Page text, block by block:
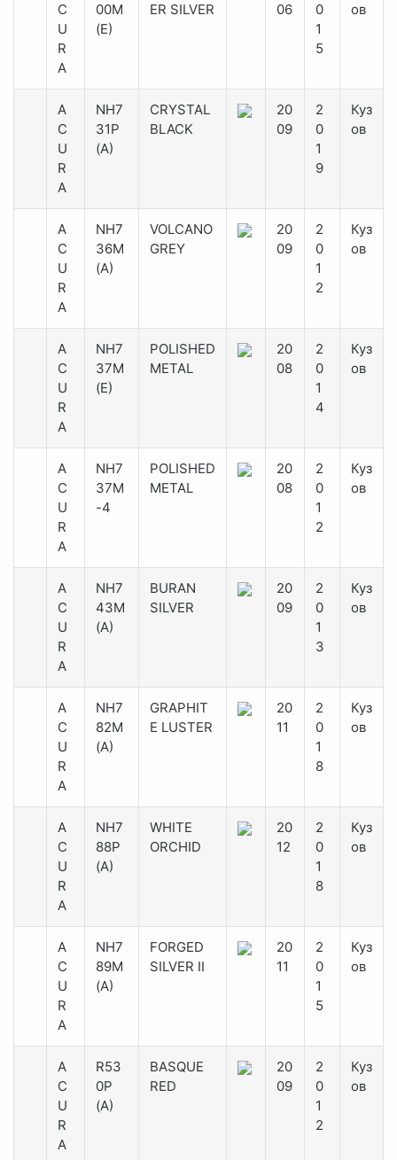
C
U
R
A
00M
(E)
ER SILVER
06
0
1
5
ов
A
C
U
R
A
NH7
31P
(A)
CRYSTAL
BLACK
20
09
2
0
1
9
Куз
ов
A
C
U
R
A
NH7
36M
(A)
VOLCANO
GREY
20
09
2
0
1
2
Куз
ов
A
C
U
R
A
NH7
37M
(E)
POLISHED
METAL
20
08
2
0
1
4
Куз
ов
A
C
U
R
A
NH7
37M
-4
POLISHED
METAL
20
08
2
0
1
2
Куз
ов
A
C
U
R
A
NH7
43M
(A)
BURAN
SILVER
20
09
2
0
1
3
Куз
ов
A
C
U
R
A
NH7
82M
(A)
GRAPHIT
E LUSTER
20
11
2
0
1
8
Куз
ов
A
C
U
R
A
NH7
88P
(A)
WHITE
ORCHID
20
12
2
0
1
8
Куз
ов
A
C
U
R
A
NH7
89M
(A)
FORGED
SILVER II
20
11
2
0
1
5
Куз
ов
A
C
U
R
A
R53
0P
(A)
BASQUE
RED
20
09
2
0
1
2
Куз
ов